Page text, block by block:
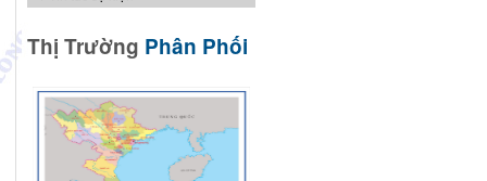
Thị Trường Phân Phối